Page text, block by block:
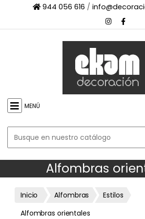
944 056 616 /
MENÚ
INICIO
SHOWROOM
ESPACIO
PROYECTOS
CONTACTOAlfombras
Inicio Alfombras
Estilos
Alfombras orientales